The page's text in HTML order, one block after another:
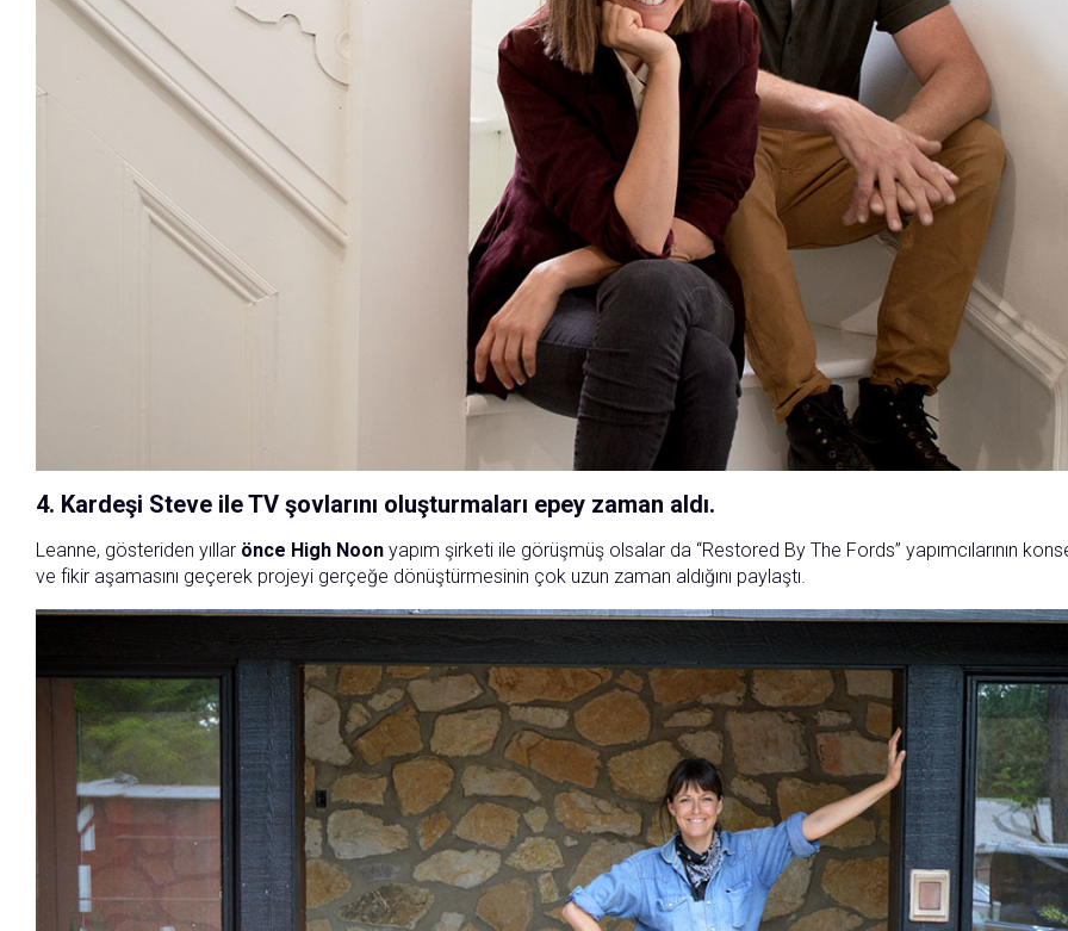
4. Kardeşi Steve ile TV şovlarını oluşturmaları epey zaman aldı.
Leanne, gösteriden yıllar önce High Noon yapım şirketi ile görüşmüş olsalar da “Restored By The Fords” yapımcılarının
ve fikir aşamasını geçerek projeyi gerçeğe dönüştürmesinin çok uzun zaman aldığını paylaştı.